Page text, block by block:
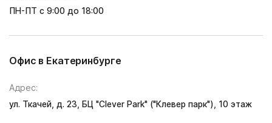
ПН-ПТ с 9:00 до 18:00
Офис в Екатеринбурге
Адрес:
ул. Ткачей, д. 23, БЦ "Clever Park" ("Клевер парк"), 10 этаж